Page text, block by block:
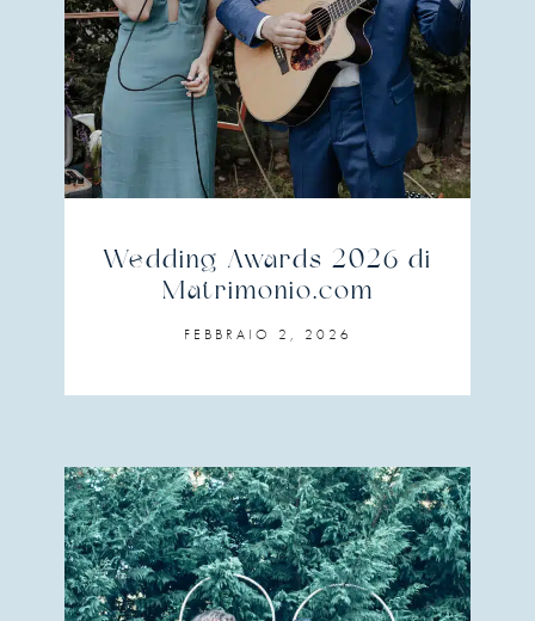
Wedding Awards 2026 di
Matrimonio.com
FEBBRAIO 2, 2026